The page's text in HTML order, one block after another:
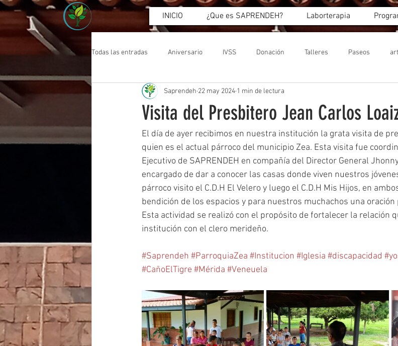
INICIO ¿Que es SAPRENDEH? Laborterapia
Todas las entradas Aniversario IVSS Donación Talleres Paseos
Visita del Presbitero Jean Carlos
Saprendeh 22 may 2024 1 min de lectura
El día de ayer recibimos en nuestra institución la grata visita de
quien es el actual párroco del municipio Zea. Esta visita fue
Ejecutivo de SAPRENDEH en compañía del Director General
encargado de dar a conocer las casas donde viven nuestros
párroco visito el C.D.H El Velero y luego el C.D.H Mis Hijos, en
bendición de los espacios y para nuestros muchachos una
Esta actividad se realizó con el propósito de fortalecer la relación
institución con el clero merideño.
#Saprendeh #ParroquiaZea #Institucion #Iglesia #discapacidad
#CañoElTigre #Mérida #Veneuela